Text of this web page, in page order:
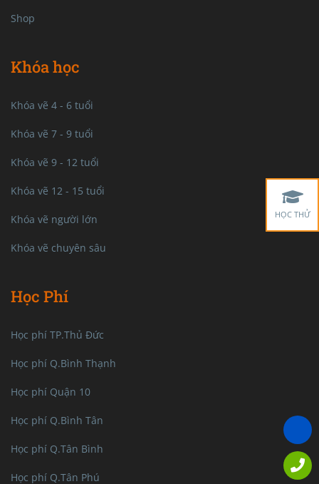
Shop
Khóa học
Khóa vẽ 4 - 6 tuổi
Khóa vẽ 7 - 9 tuổi
Khóa vẽ 9 - 12 tuổi
Khóa vẽ 12 - 15 tuổi
Khóa vẽ người lớn
Khóa vẽ chuyên sâu
Học Phí
Học phí TP.Thủ Đức
Học phí Q.Bình Thạnh
Học phí Quận 10
Học phí Q.Bình Tân
Học phí Q.Tân Bình
Học phí Q.Tân Phú
HỌC THỬ